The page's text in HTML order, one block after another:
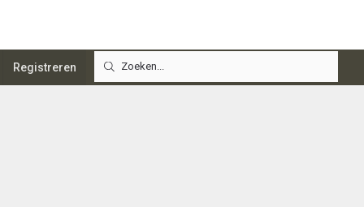
Registreren